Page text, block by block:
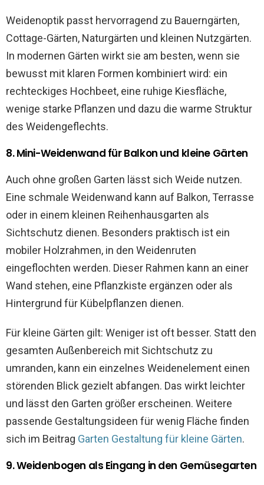
Weidenoptik passt hervorragend zu Bauerngärten,
Cottage-Gärten, Naturgärten und kleinen Nutzgärten.
In modernen Gärten wirkt sie am besten, wenn sie
bewusst mit klaren Formen kombiniert wird: ein
rechteckiges Hochbeet, eine ruhige Kiesfläche,
wenige starke Pflanzen und dazu die warme Struktur
des Weidengeflechts.
8. Mini-Weidenwand für Balkon und kleine Gärten
Auch ohne großen Garten lässt sich Weide nutzen.
Eine schmale Weidenwand kann auf Balkon, Terrasse
oder in einem kleinen Reihenhausgarten als
Sichtschutz dienen. Besonders praktisch ist ein
mobiler Holzrahmen, in den Weidenruten
eingeflochten werden. Dieser Rahmen kann an einer
Wand stehen, eine Pflanzkiste ergänzen oder als
Hintergrund für Kübelpflanzen dienen.
Für kleine Gärten gilt: Weniger ist oft besser. Statt den
gesamten Außenbereich mit Sichtschutz zu
umranden, kann ein einzelnes Weidenelement einen
störenden Blick gezielt abfangen. Das wirkt leichter
und lässt den Garten größer erscheinen. Weitere
passende Gestaltungsideen für wenig Fläche finden
sich im Beitrag Garten Gestaltung für kleine Gärten.
9. Weidenbogen als Eingang in den Gemüsegarten